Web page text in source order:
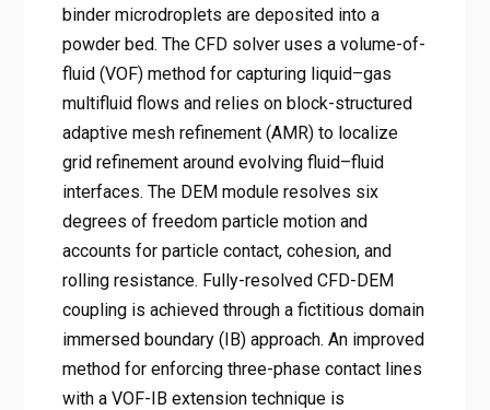
binder microdroplets are deposited into a
powder bed. The CFD solver uses a volume-of-
fluid (VOF) method for capturing liquid–gas
multifluid flows and relies on block-structured
adaptive mesh refinement (AMR) to localize
grid refinement around evolving fluid–fluid
interfaces. The DEM module resolves six
degrees of freedom particle motion and
accounts for particle contact, cohesion, and
rolling resistance. Fully-resolved CFD-DEM
coupling is achieved through a fictitious domain
immersed boundary (IB) approach. An improved
method for enforcing three-phase contact lines
with a VOF-IB extension technique is